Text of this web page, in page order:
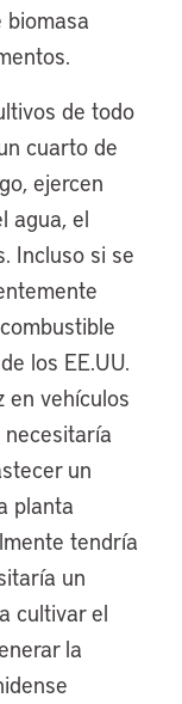
biomasa
de todo
cuarto de
ejercen
agua, el
Incluso si se
los EE.UU.
en vehículos
un
planta
tendría
un
cultivar el
la